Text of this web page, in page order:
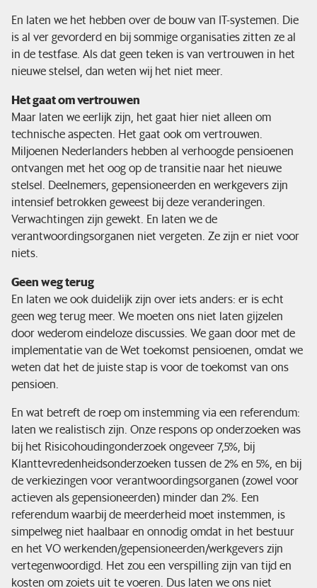
En laten we het hebben over de bouw van IT-systemen. Die
is al ver gevorderd en bij sommige organisaties zitten ze al
in de testfase. Als dat geen teken is van vertrouwen in het
nieuwe stelsel, dan weten wij het niet meer.
Het gaat om vertrouwen
Maar laten we eerlijk zijn, het gaat hier niet alleen om
technische aspecten. Het gaat ook om vertrouwen.
Miljoenen Nederlanders hebben al verhoogde pensioenen
ontvangen met het oog op de transitie naar het nieuwe
stelsel. Deelnemers, gepensioneerden en werkgevers zijn
intensief betrokken geweest bij deze veranderingen.
Verwachtingen zijn gewekt. En laten we de
verantwoordingsorganen niet vergeten. Ze zijn er niet voor
niets.
Geen weg terug
En laten we ook duidelijk zijn over iets anders: er is echt
geen weg terug meer. We moeten ons niet laten gijzelen
door wederom eindeloze discussies. We gaan door met de
implementatie van de Wet toekomst pensioenen, omdat we
weten dat het de juiste stap is voor de toekomst van ons
pensioen.
En wat betreft de roep om instemming via een referendum:
laten we realistisch zijn. Onze respons op onderzoeken was
bij het Risicohoudingonderzoek ongeveer 7,5%, bij
Klanttevredenheidsonderzoeken tussen de 2% en 5%, en bij
de verkiezingen voor verantwoordingsorganen (zowel voor
actieven als gepensioneerden) minder dan 2%. Een
referendum waarbij de meerderheid moet instemmen, is
simpelweg niet haalbaar en onnodig omdat in het bestuur
en het VO werkenden/gepensioneerden/werkgevers zijn
vertegenwoordigd. Het zou een verspilling zijn van tijd en
kosten om zoiets uit te voeren. Dus laten we ons niet